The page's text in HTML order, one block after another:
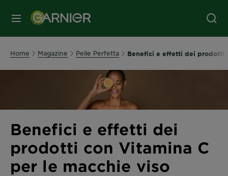
MENU
Home Magazine Pelle Perfetta Benefici e effetti dei prodotti
Benefici e effetti dei
prodotti con Vitamina C
per le macchie viso